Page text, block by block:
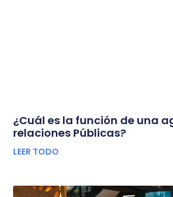
¿Cuál es la función de una
relaciones Públicas?
LEER TODO